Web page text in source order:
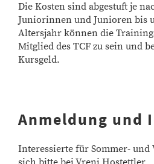
Die Kosten sind abgestuft je
Juniorinnen und Junioren bis
Altersjahr können die
Mitglied des TCF zu sein und
Kursgeld.
Anmeldung und
Interessierte für Sommer-